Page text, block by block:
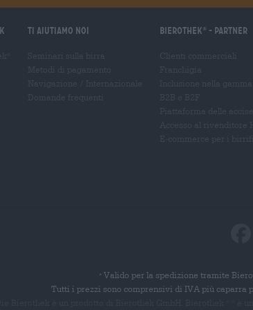
Ti aiutiamo noi Bierothek - Partner
* Valido per la spedizione tramite
Tutti i prezzi sono comprensivi di IVA più caparra